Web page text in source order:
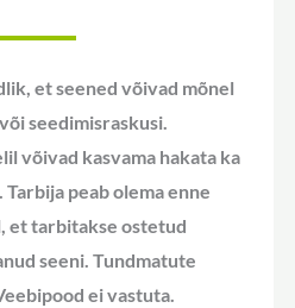
et seened võivad mõnel
seedimisraskusi.
võivad kasvama hakata ka
peab olema enne
et tarbitakse ostetud
seeni. Tundmatute
ei vastuta.